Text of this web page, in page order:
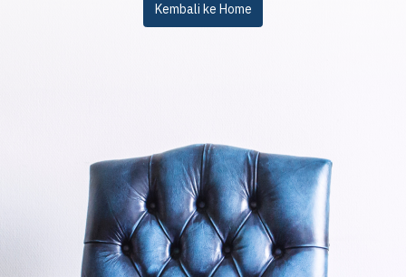
Kembali ke Home